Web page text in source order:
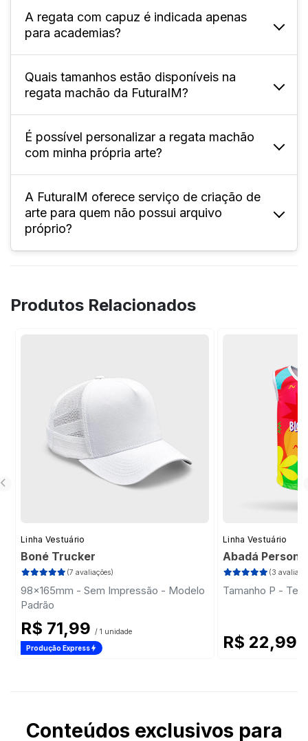
A FuturaIM oferece tamanhos adulto (P ao
XG) e infantil; confira especificamente na
página do produto.
A regata com capuz é indicada apenas
para academias?
Não, pode ser usada em colégios, eventos
esportivos, times, interclasses, festas e uso
casual.
Quais tamanhos estão disponíveis na
regata machão da FuturaIM?
Oferecemos tamanhos variados,
normalmente do P ao XL4, permitindo
pedidos que atendam diferentes perfis e
necessidades.
É possível personalizar a regata machão
com minha própria arte?
Sim! Você pode enviar seu arquivo
personalizado, seguindo as instruções de
sangria, corte e área de segurança do
gabarito disponível no site.
A FuturaIM oferece serviço de criação de
arte para quem não possui arquivo
próprio?
sua ideia, tornando o processo prático e
Produtos Relacionados
Linha Vestuário
Boné Trucker
(7 avaliações)
98x165mm - Sem Impressão - Modelo
Padrão
R$ 71,99 / 1 unidade
Produção Express
Linha Vestuário
Abadá
(3
Tamanho P -
R$ 22,99
Conteúdos exclusivos para